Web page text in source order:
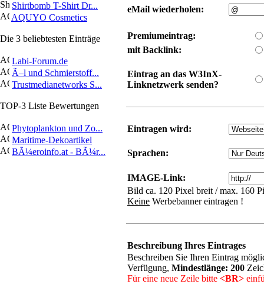
Shirtbomb T-Shirt Dr...
AQUYO Cosmetics
Die 3 beliebtesten Einträge
Labi-Forum.de
Ã–l und Schmierstoff...
Trustmedianetworks S...
TOP-3 Liste Bewertungen
Phytoplankton und Zo...
Maritime-Dekoartikel
BÃ¼eroinfo.at - BÃ¼r...
eMail wiederholen:
Premiumeintrag:
mit Backlink:
Eintrag an das W3InX-
Linknetzwerk senden?
Eintragen wird:
Sprachen:
IMAGE-Link:
Bild ca. 120 Pixel breit / max. 160
Keine Werbebanner eintragen !
Beschreibung Ihres Eintrages
Beschreiben Sie Ihren Eintrag
Verfügung, Mindestlänge: 200
Für eine neue Zeile bitte <BR>